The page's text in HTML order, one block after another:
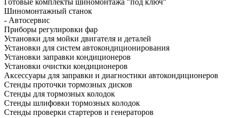
Готовые комплекты шиномонтажа "под ключ"
Шиномонтажный станок
- Автосервис
Приборы регулировки фар
Установки для мойки двигателя и деталей
Установки для систем автокондиционирования
Установки заправки кондиционеров
Установки очистки кондиционеров
Аксессуары для заправки и диагностики автокондиционеров
Стенды проточки тормозных дисков
Стенды для тормозных колодок
Стенды шлифовки тормозных колодок
Стенды проверки стартеров и генераторов